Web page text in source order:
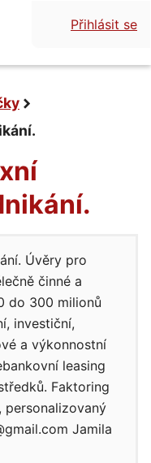
Přihlásit se
Úvěry pro
činné a
do 300 milionů
investiční,
a výkonnostní
leasing
Faktoring
personalizovaný
Jamila